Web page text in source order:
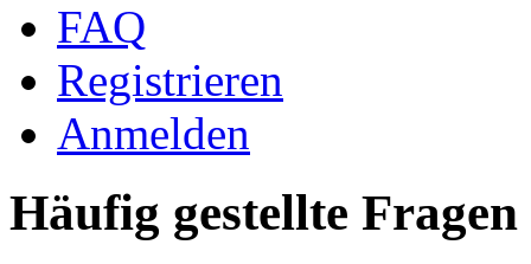
FAQ
Registrieren
Anmelden
Häufig gestellte Fragen